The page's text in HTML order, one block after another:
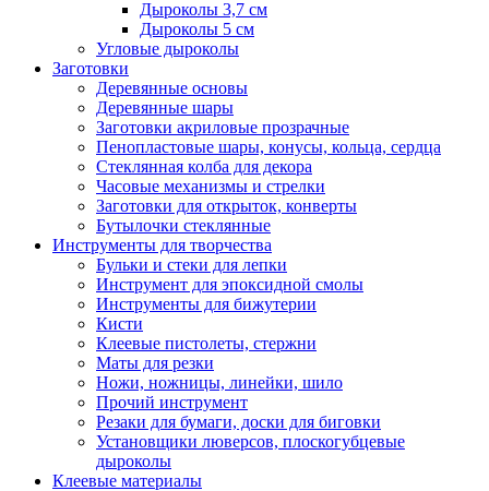
Дыроколы 3,7 см
Дыроколы 5 см
Угловые дыроколы
Заготовки
Деревянные основы
Деревянные шары
Заготовки акриловые прозрачные
Пенопластовые шары, конусы, кольца, сердца
Стеклянная колба для декора
Часовые механизмы и стрелки
Заготовки для открыток, конверты
Бутылочки стеклянные
Инструменты для творчества
Бульки и стеки для лепки
Инструмент для эпоксидной смолы
Инструменты для бижутерии
Кисти
Клеевые пистолеты, стержни
Маты для резки
Ножи, ножницы, линейки, шило
Прочий инструмент
Резаки для бумаги, доски для биговки
Установщики люверсов, плоскогубцевые
дыроколы
Клеевые материалы